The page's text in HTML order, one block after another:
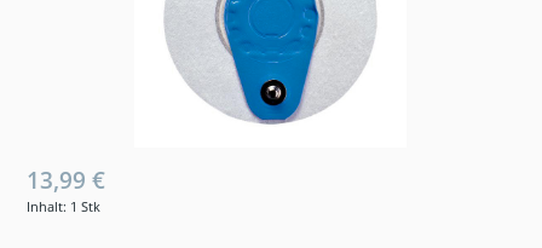
13,99 €
Inhalt: 1 Stk